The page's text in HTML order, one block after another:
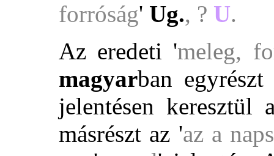
forróság' Ug., ? U.
Az eredeti 'meleg,
magyarban
jelentésen keresztül
másrészt az 'az a